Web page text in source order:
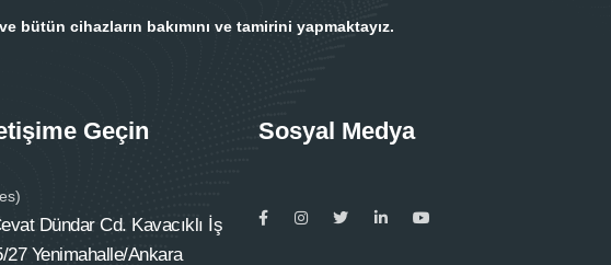
bütün cihazların bakımını ve tamirini yapmaktayız.
Geçin
Dündar Cd. Kavacıklı İş
27 Yenimahalle/Ankara
Sosyal Medya